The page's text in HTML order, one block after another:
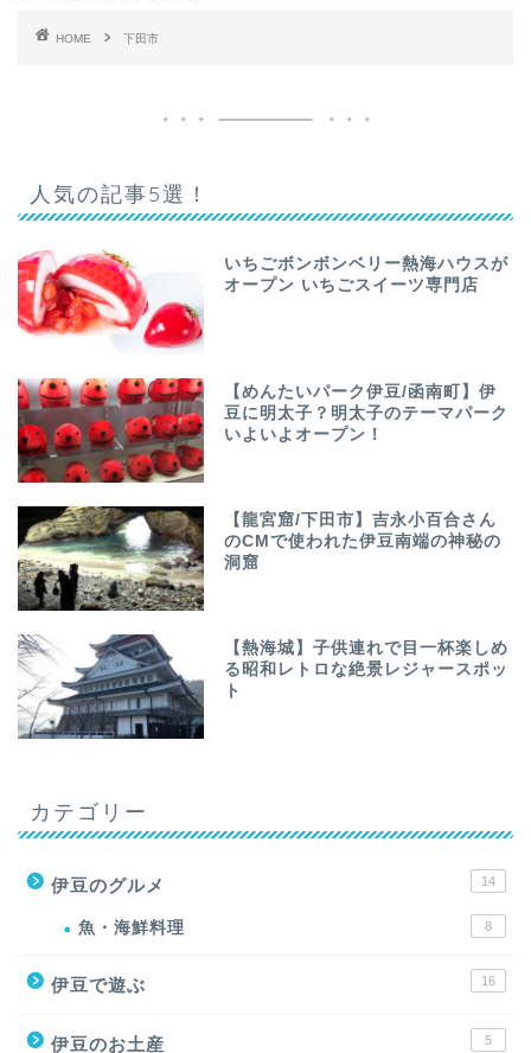
HOME 下田市
人気の記事5選！
いちごボンボンベリー熱海ハウスが
オープン いちごスイーツ専門店
【めんたいパーク伊豆/函南町】伊
豆に明太子？明太子のテーマパーク
いよいよオープン！
【龍宮窟/下田市】吉永小百合さん
のCMで使われた伊豆南端の神秘の
洞窟
【熱海城】子供連れで目一杯楽しめ
る昭和レトロな絶景レジャースポッ
ト
カテゴリー
伊豆のグルメ 14
魚・海鮮料理 8
伊豆で遊ぶ 16
伊豆のお土産 5